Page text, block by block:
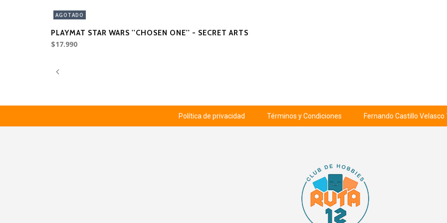
AGOTADO
PLAYMAT STAR WARS ''CHOSEN ONE'' - SECRET ARTS
$17.990
Política de privacidad Términos y Condiciones Fernando Castillo Velasco